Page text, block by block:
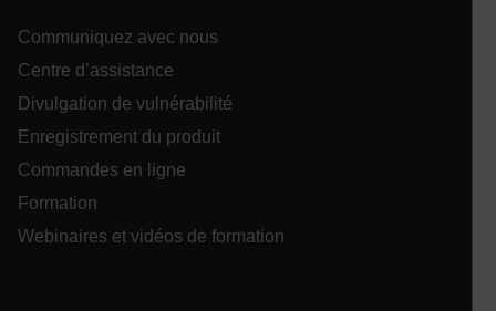
Communiquez avec nous
Centre d’assistance
Divulgation de vulnérabilité
Enregistrement du produit
Commandes en ligne
Formation
Webinaires et vidéos de formation
cashrun_site_id
Politique de confidentialité de